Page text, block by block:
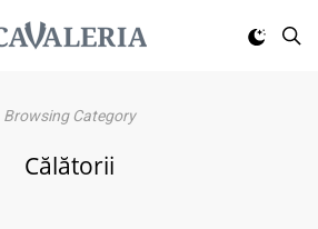
Browsing Category
Călătorii